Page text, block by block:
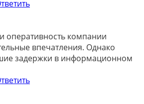
оперативность компании
впечатления. Однако
задержки в информационном